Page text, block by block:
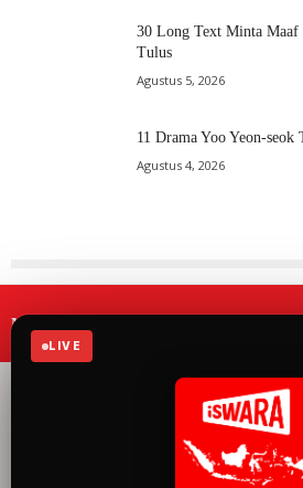
LIVE
30 Long Text Minta Maaf
Tulus
Agustus 5, 2026
11 Drama Yoo Yeon-
Agustus 4, 2026
Mau menerima informasi terbaru
iSWARA?